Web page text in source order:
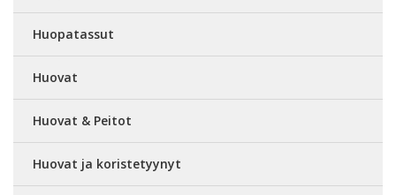
Huopatassut
Huovat
Huovat & Peitot
Huovat ja koristetyynyt